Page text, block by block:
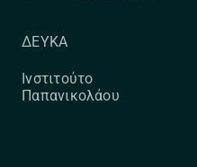
ΔΕΥΚΑ
Ινστιτούτο
Παπανικολάου